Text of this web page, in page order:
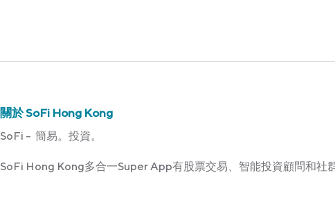
關於 SoFi Hong Kong
SoFi – 簡易。投資。
SoFi Hong Kong多合一Super App有股票交易、智能投資顧問和社